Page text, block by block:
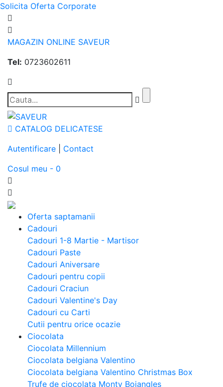
Solicita Oferta Corporate
MAGAZIN ONLINE SAVEUR
Tel: 0723602611
CATALOG DELICATESE
Autentificare
Contact
Cosul meu - 0
Oferta saptamanii
Cadouri
Cadouri 1-8 Martie - Martisor
Cadouri Paste
Cadouri Aniversare
Cadouri pentru copii
Cadouri Craciun
Cadouri Valentine's Day
Cadouri cu Carti
Cutii pentru orice ocazie
Ciocolata
Ciocolata Millennium
Ciocolata belgiana Valentino
Ciocolata belgiana Valentino Christmas Box
Trufe de ciocolata Monty Bojangles